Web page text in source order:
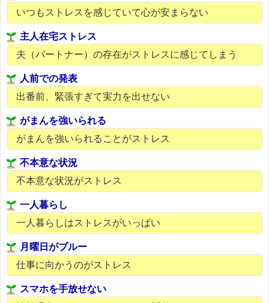
いつもストレスを感じていて心が安まらない
主人在宅ストレス
夫（パートナー）の存在がストレスに感じてしまう
人前での発表
出番前、緊張すぎて実力を出せない
がまんを強いられる
がまんを強いられることがストレス
不本意な状況
不本意な状況がストレス
一人暮らし
一人暮らしはストレスがいっぱい
月曜日がブルー
仕事に向かうのがストレス
スマホを手放せない